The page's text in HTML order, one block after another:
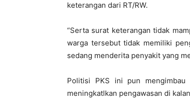
keterangan dari RT/RW.
“Serta surat keterangan tidak
warga tersebut tidak memiliki
sedang menderita penyakit yang
Politisi PKS ini pun mengimbau
meningkatlkan pengawasan di